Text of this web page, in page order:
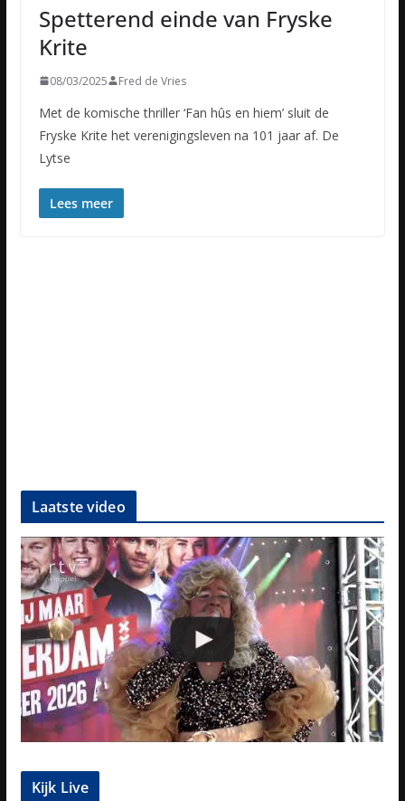
Spetterend einde van Fryske
Krite
08/03/2025 Fred de Vries
Met de komische thriller ‘Fan hûs en hiem’ sluit de
Fryske Krite het verenigingsleven na 101 jaar af. De
Lytse
Lees meer
Laatste video
Kijk Live